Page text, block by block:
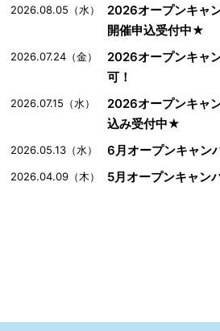
2026.08.05（水）
2026オープンキャ
開催申込受付中★
2026.07.24（金）
2026オープンキャ
可！
2026.07.15（水）
2026オープンキャ
込み受付中★
2026.05.13（水） 6月オープンキャン
2026.04.09（木） 5月オープンキャン